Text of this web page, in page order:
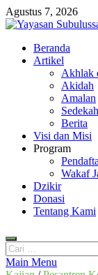
Skip
to
Agustus 7, 2026
Yayasan
Yayasan
Tsabit)
Beranda
Artikel
Akhlak
Akidah
Amalan
Sedekah
Berita
Visi dan Misi
Program
Wakaf
Dzikir
Donasi
Tentang Kami
Cari
untuk:
Main Menu